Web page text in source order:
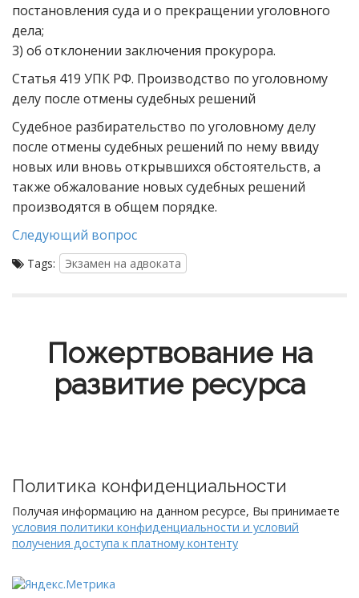
постановления суда и о прекращении уголовного
дела;
3) об отклонении заключения прокурора.
Статья 419 УПК РФ. Производство по уголовному
делу после отмены судебных решений
Судебное разбирательство по уголовному делу
после отмены судебных решений по нему ввиду
новых или вновь открывшихся обстоятельств, а
также обжалование новых судебных решений
производятся в общем порядке.
Следующий вопрос
Tags: Экзамен на адвоката
Пожертвование на
развитие ресурса
Политика конфиденциальности
Получая информацию на данном ресурсе, Вы принимаете
условия политики конфиденциальности и условий
получения доступа к платному контенту